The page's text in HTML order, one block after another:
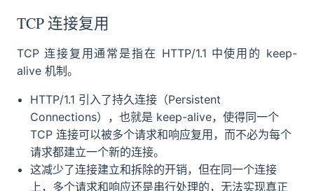
TCP 连接复用
TCP 连接复用通常是指在 HTTP/1.1 中使用的 keep-
alive 机制。
HTTP/1.1 引入了持久连接（Persistent
Connections），也就是 keep-alive，使得同一个
TCP 连接可以被多个请求和响应复用，而不必为每个
请求都建立一个新的连接。
这减少了连接建立和拆除的开销，但在同一个连接
上，多个请求和响应还是串行处理的，无法实现真正